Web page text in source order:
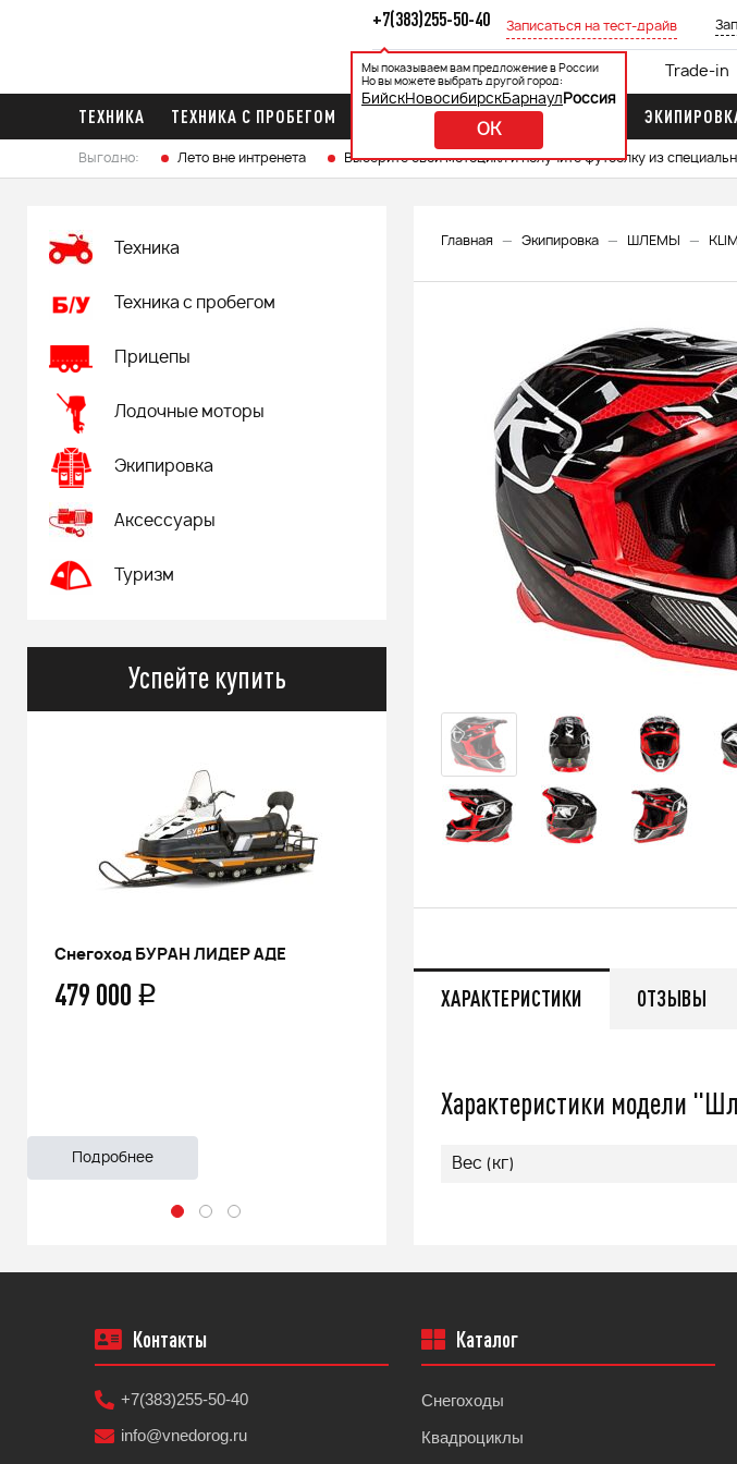
+7(383)255-50-40
Мы показываем вам предложение в России
Но вы можете выбрать другой город:
БийскНовосибирскБарнаул Россия
OK
Записаться на тест-драйв
Каталог Акции Кредит 0% Trade-in
ТЕХНИКА ТЕХНИКА С ПРОБЕГОМ ЛОДОЧНЫЕ МОТОРЫ
Выгодно: Лето вне интренета Выберите свой мотоцикл и получите футболку из
Главная Экипировка ШЛЕМЫ KLIM
Техника
Техника с пробегом
Прицепы
Лодочные моторы
Экипировка
Аксессуары
Туризм
Успейте купить
Снегоход БУРАН ЛИДЕР АДЕ
479 000 q
Подробнее
66 500q
Подробнее
ХАРАКТЕРИСТИКИ ОТЗЫВЫ
Характеристики модели
Вес (кг)
Контакты
+7(383)255-50-40
info@vnedorog.ru
Каталог
Снегоходы
Квадроциклы